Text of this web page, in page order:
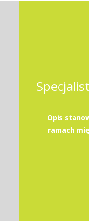
Opis
ramach